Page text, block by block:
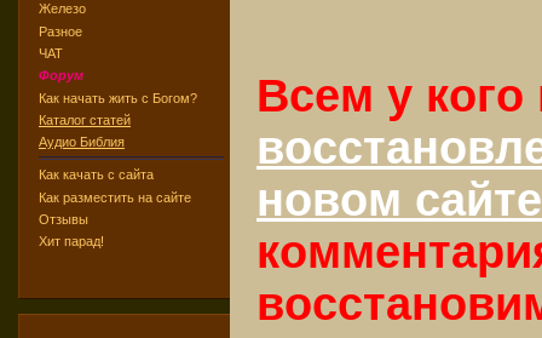
Железо
Разное
ЧАТ
Форум
Как начать жить с Богом?
Каталог статей
Аудио Библия
Как качать с сайта
Как разместить на сайте
Отзывы
Хит парад!
Всем у
новом сайте